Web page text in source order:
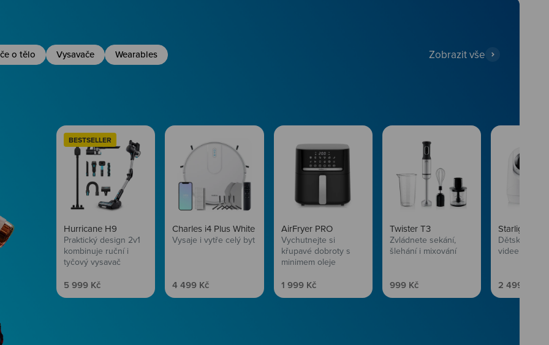
o tělo Vysavače Wearables Zobrazit vše
BESTSELLER
Hurricane H9
Praktický design 2v1
kombinuje ruční i
tyčový vysavač
Prodejní cena
5 999 Kč
Charles i4 Plus White
Vysaje i vytře celý byt
Prodejní cena
4 499 Kč
AirFryer PRO
Vychutnejte si
křupavé dobroty s
minimem oleje
Prodejní cena
1 999 Kč
Twister T3
Zvládnete sekání,
šlehání i mixování
Prodejní cena
999 Kč
Starlight SL5
Dětská
videem
Prodejní
2 499 Kč
Péče o vlasy